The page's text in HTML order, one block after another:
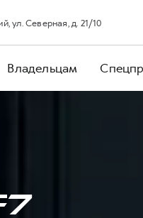
ул. Северная, д. 21/10
Владельцам